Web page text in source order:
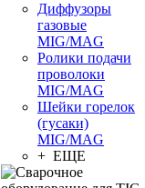
Диффузоры
газовые
MIG/MAG
Ролики подачи
проволоки
MIG/MAG
Шейки горелок
(гусаки)
MIG/MAG
+ ЕЩЕ